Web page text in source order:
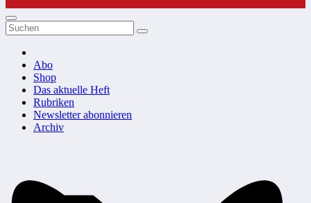
Abo
Shop
Das aktuelle Heft
Rubriken
Newsletter abonnieren
Archiv